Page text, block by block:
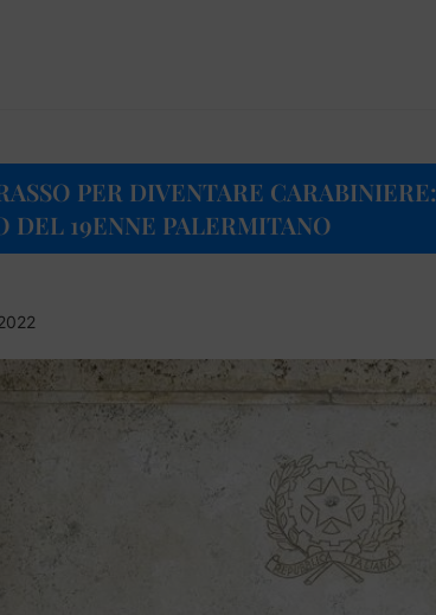
PER DIVENTARE CARABINIERE:
DEL 19ENNE PALERMITANO